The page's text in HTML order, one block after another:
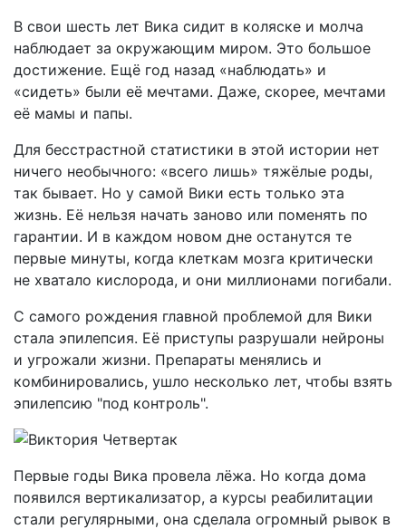
В свои шесть лет Вика сидит в коляске и молча
наблюдает за окружающим миром. Это большое
достижение. Ещё год назад «наблюдать» и
«сидеть» были её мечтами. Даже, скорее, мечтами
её мамы и папы.
Для бесстрастной статистики в этой истории нет
ничего необычного: «всего лишь» тяжёлые роды,
так бывает. Но у самой Вики есть только эта
жизнь. Её нельзя начать заново или поменять по
гарантии. И в каждом новом дне останутся те
первые минуты, когда клеткам мозга критически
не хватало кислорода, и они миллионами погибали.
С самого рождения главной проблемой для Вики
стала эпилепсия. Её приступы разрушали нейроны
и угрожали жизни. Препараты менялись и
комбинировались, ушло несколько лет, чтобы взять
эпилепсию "под контроль".
Первые годы Вика провела лёжа. Но когда дома
появился вертикализатор, а курсы реабилитации
стали регулярными, она сделала огромный рывок в